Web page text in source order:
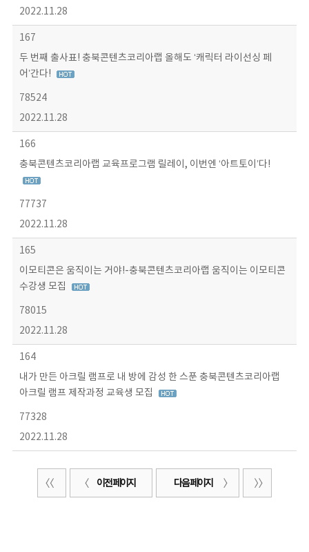
2022.11.28
167
두 번째 출사표! 충북콘텐츠코리아랩 올해도 ‘캐릭터 라이선싱 페
어’간다!
78524
2022.11.28
166
충북콘텐츠코리아랩 교육프로그램 릴레이, 이번엔 ‘아트토이’다!
77737
2022.11.28
165
이모티콘은 움직이는 거야!-충북콘텐츠코리아랩 움직이는 이모티콘
수강생 모집
78015
2022.11.28
164
내가 만든 아크릴 램프로 내 방에 감성 한 스푼 충북콘텐츠코리아랩
아크릴 램프 제작과정 교육생 모집
77328
2022.11.28
이전 페이지 다음 페이지